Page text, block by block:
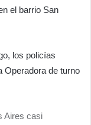
el barrio San
los policías
Operadora de turno
Aires casi